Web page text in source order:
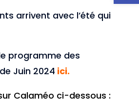
arrivent avec l’été qui
programme des
Juin 2024 ici.
Calaméo ci-dessous :